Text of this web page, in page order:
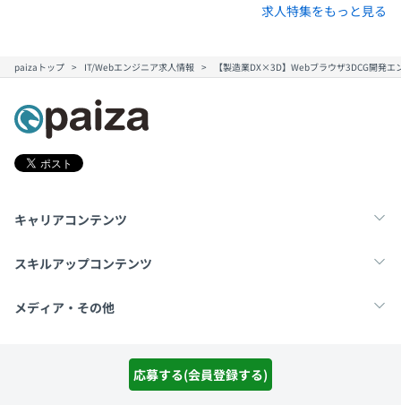
応募する(会員登録する)
求人特集をもっと見る
paizaトップ IT/Webエンジニア求人情報 【製造業DX×3D】Webブラウザ3DCG開発エ
キャリアコンテンツ
転職・キャリア
スキルアップコンテンツ
学習
メディア・その他
Facebook